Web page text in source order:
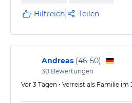
Hilfreich Teilen
Andreas (46-50)
30 Bewertungen
Vor 3 Tagen • Verreist als Familie im